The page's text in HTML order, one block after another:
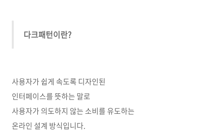
다크패턴이란?
사용자가 쉽게 속도록 디자인된
인터페이스를 뜻하는 말로
사용자가 의도하지 않는 소비를 유도하는
온라인 설계 방식입니다.